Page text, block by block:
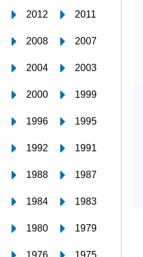
2012 2011
2008 2007
2004 2003
2000 1999
1996 1995
1992 1991
1988 1987
1984 1983
1980 1979
1976 1975